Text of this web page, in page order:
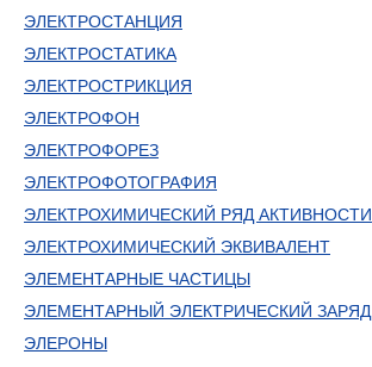
ЭЛЕКТРОСТАНЦИЯ
ЭЛЕКТРОСТАТИКА
ЭЛЕКТРОСТРИКЦИЯ
ЭЛЕКТРОФОН
ЭЛЕКТРОФОРЕЗ
ЭЛЕКТРОФОТОГРАФИЯ
ЭЛЕКТРОХИМИЧЕСКИЙ РЯД АКТИВНОСТИ
ЭЛЕКТРОХИМИЧЕСКИЙ ЭКВИВАЛЕНТ
ЭЛЕМЕНТАРНЫЕ ЧАСТИЦЫ
ЭЛЕМЕНТАРНЫЙ ЭЛЕКТРИЧЕСКИЙ ЗАРЯД
ЭЛЕРОНЫ